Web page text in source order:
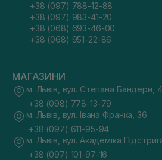
+38 (097) 788-12-88
+38 (097) 983-41-20
+38 (068) 693-46-00
+38 (068) 951-22-86
МАГАЗИНИ
м. Львів, вул. Степана Бандери,
+38 (098) 778-13-79
м. Львів, вул. Івана Франка, 36
+38 (097) 611-95-94
м. Львів, вул. Академіка
+38 (097) 101-97-16